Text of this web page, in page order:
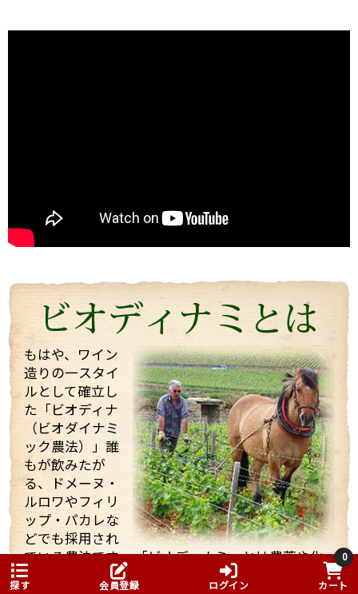
ワイン醸造に対する自身のフィロソフィ（哲学）を強
く持った志の高い醸造家でした。
今回は、他のお客様もいらっしゃりとても忙しい中私
くれました。 途中で「もう大丈夫ですよ・・・」と言
っても、「これを飲んでくれ」と、どんどんいろいろ
なワインを持ってきてくれてワインや畑や自分の考え
などたくさん話していただきました！
そんな訪問の様子を一部まとめしたのでご覧くださ
い。 また動画も撮影したものをほんの少しまとめまし
たのでご一緒にどうぞ。 少しでもマルシャンの熱い思
いが伝わればいいなと思っています。
まず、着いて初めにマルシャンのヴィラージュクラス
の傑作ともいうべき、ワンランク上のブルゴーニュ・
ルージュ、「キュヴェ・アヴァロン」。
もはや、ワイン
造りの一スタイ
ルとして確立し
た「ビオディナ
（ビオダイナミ
ック農法）」誰
もが飲みたが
る、ドメーヌ・
ルロワやフィリ
ップ・パカレな
どでも採用され
ている農法です。 「ビオディナミ」とは農薬や化
学肥料を使用しない農法ですが、一般的に無農薬
探す 会員登録 ログイン
0
カート